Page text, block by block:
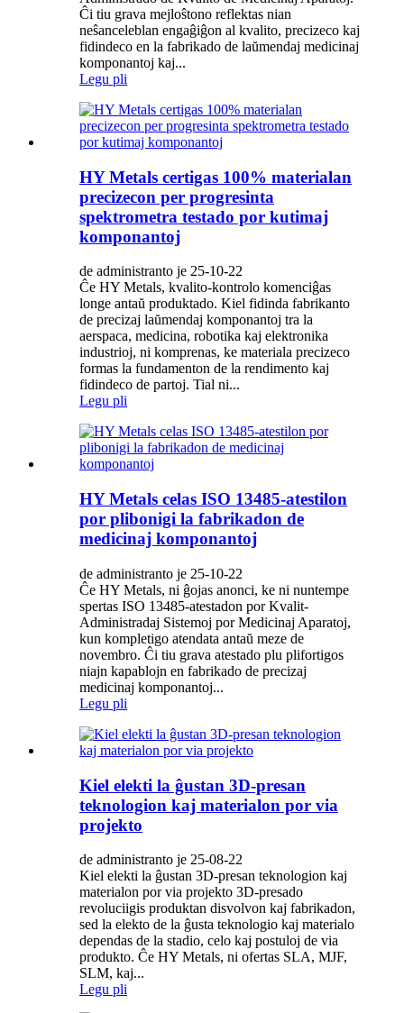
Ĉi tiu grava mejloŝtono reflektas nian
neŝanceleblan engaĝiĝon al kvalito, precizeco kaj
fidindeco en la fabrikado de laŭmendaj medicinaj
komponantoj kaj...
Legu pli
HY Metals certigas 100% materialan
precizecon per progresinta
spektrometra testado por kutimaj
komponantoj
de administranto je 25-10-22
Ĉe HY Metals, kvalito-kontrolo komenciĝas
longe antaŭ produktado. Kiel fidinda fabrikanto
de precizaj laŭmendaj komponantoj tra la
aerspaca, medicina, robotika kaj elektronika
industrioj, ni komprenas, ke materiala precizeco
formas la fundamenton de la rendimento kaj
fidindeco de partoj. Tial ni...
Legu pli
HY Metals celas ISO 13485-atestilon
por plibonigi la fabrikadon de
medicinaj komponantoj
de administranto je 25-10-22
Ĉe HY Metals, ni ĝojas anonci, ke ni nuntempe
spertas ISO 13485-atestadon por Kvalit-
Administradaj Sistemoj por Medicinaj Aparatoj,
kun kompletigo atendata antaŭ meze de
novembro. Ĉi tiu grava atestado plu plifortigos
niajn kapablojn en fabrikado de precizaj
medicinaj komponantoj...
Legu pli
Kiel elekti la ĝustan 3D-presan
teknologion kaj materialon por via
projekto
de administranto je 25-08-22
Kiel elekti la ĝustan 3D-presan teknologion kaj
materialon por via projekto 3D-presado
revoluciigis produktan disvolvon kaj fabrikadon,
sed la elekto de la ĝusta teknologio kaj materialo
dependas de la stadio, celo kaj postuloj de via
produkto. Ĉe HY Metals, ni ofertas SLA, MJF,
SLM, kaj...
Legu pli